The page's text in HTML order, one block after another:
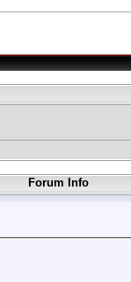
Forum Info